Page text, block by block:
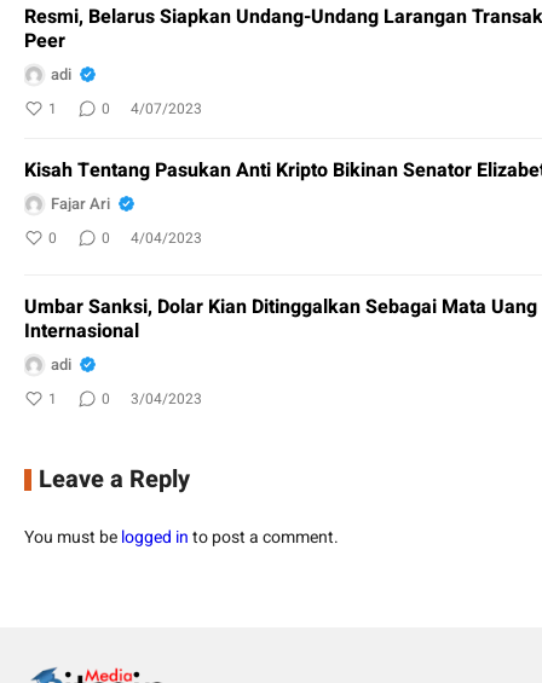
Resmi, Belarus Siapkan Undang-Undang Larangan
Peer
adi
1 0 4/07/2023
Kisah Tentang Pasukan Anti Kripto Bikinan Senator
Fajar Ari
0 0 4/04/2023
Umbar Sanksi, Dolar Kian Ditinggalkan Sebagai Mata Uang
Internasional
adi
1 0 3/04/2023
Leave a Reply
You must belogged into post a comment.